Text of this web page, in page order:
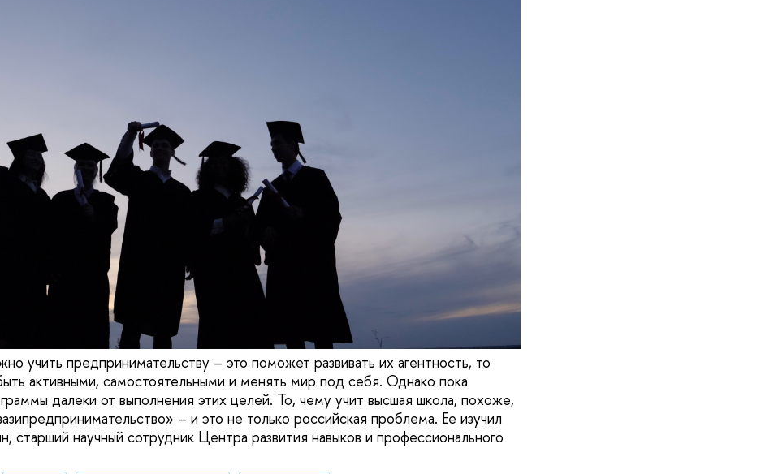
учить предпринимательству – это поможет развивать их агентность, то
активными, самостоятельными и менять мир под себя. Однако пока
далеки от выполнения этих целей. То, чему учит высшая школа, похоже,
– и это не только российская проблема. Ее изучил
старший научный сотрудник Центра развития навыков и профессионального